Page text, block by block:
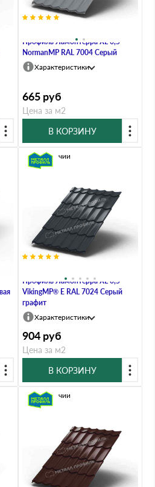
Профиль Ламонтерра XL 0,5
NormanMP RAL 7004 Серый
Характеристики
665 руб
Цена за м2
В КОРЗИНУ
Профиль Ламонтерра XL 0,5
VikingMP® E RAL 7024 Серый
графит
В наличии
Характеристики
904 руб
Цена за м2
В КОРЗИНУ
В наличии